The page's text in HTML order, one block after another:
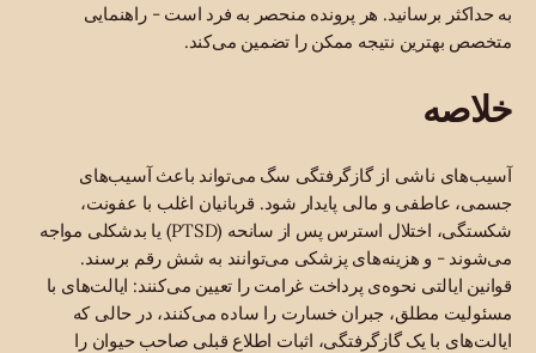
به حداکثر برسانید. هر پرونده منحصر به فرد است - راهنمایی
متخصص بهترین نتیجه ممکن را تضمین می‌کند.
خلاصه
آسیب‌های ناشی از گازگرفتگی سگ می‌تواند باعث آسیب‌های
جسمی، عاطفی و مالی پایدار شود. قربانیان اغلب با عفونت،
شکستگی، اختلال استرس پس از سانحه (PTSD) یا بدشکلی مواجه
می‌شوند - و هزینه‌های پزشکی می‌توانند به شش رقم برسند.
قوانین ایالتی نحوه‌ی پرداخت غرامت را تعیین می‌کنند: ایالت‌های با
مسئولیت مطلق، جبران خسارت را ساده می‌کنند، در حالی که
ایالت‌های با یک گازگرفتگی، اثبات اطلاع قبلی صاحب حیوان را